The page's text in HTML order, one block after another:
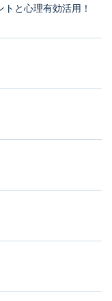
と心理有効活用！